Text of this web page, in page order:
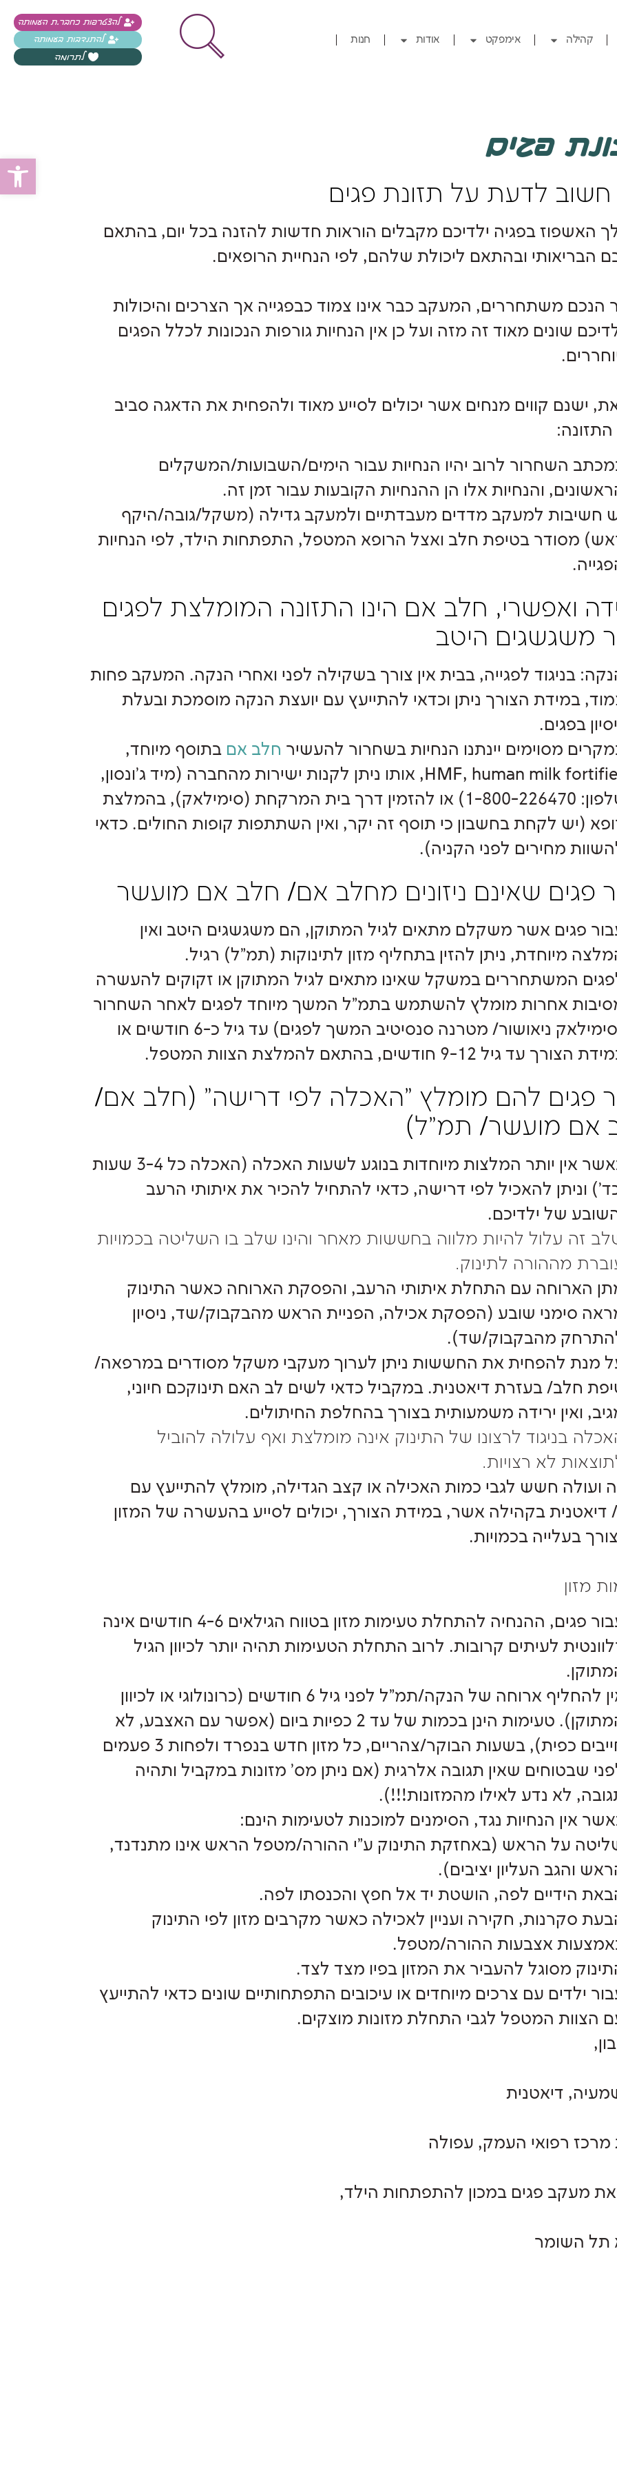
קהילה אימפקט אודות חנות
להצטרפות כחבר.ת העמותה
להתנדבות בעמותה
לתרומה
פגים
לדעת על תזונת פגים
האשפוז בפגיה ילדיכם מקבלים הוראות חדשות להזנה בכל יום, בהתאם
הבריאותי ובהתאם ליכולת שלהם, לפי הנחיית הרופאים.
הנכם משתחררים, המעקב כבר אינו צמוד כבפגייה אך הצרכים והיכולות
שונים מאוד זה מזה ועל כן אין הנחיות גורפות הנכונות לכלל הפגים
ישנם קווים מנחים אשר יכולים לסייע מאוד ולהפחית את הדאגה סביב
התזונה:
השחרור לרוב יהיו הנחיות עבור הימים/השבועות/המשקלים
והנחיות אלו הן ההנחיות הקובעות עבור זמן זה.
חשיבות למעקב מדדים מעבדתיים ולמעקב גדילה (משקל/גובה/היקף
מסודר בטיפת חלב ואצל הרופא המטפל, התפתחות הילד, לפי הנחיות
ואפשרי, חלב אם הינו התזונה המומלצת לפגים
משגשגים היטב
בניגוד לפגייה, בבית אין צורך בשקילה לפני ואחרי הנקה. המעקב פחות
במידת הצורך ניתן וכדאי להתייעץ עם יועצת הנקה מוסמכת ובעלת
בפגים.
מסוימים יינתנו הנחיות בשחרור להעשיר חלב אם בתוסף מיוחד,
HMF, human milk fortifier, אותו ניתן לקנות ישירות מהחברה (מיד ג'ונסון,
טלפון: 1-800-226470) או להזמין דרך בית המרקחת (סימילאק), בהמלצת
(יש לקחת בחשבון כי תוסף זה יקר, ואין השתתפות קופות החולים. כדאי
מחירים לפני הקניה).
פגים שאינם ניזונים מחלב אם/ חלב אם מועשר
פגים אשר משקלם מתאים לגיל המתוקן, הם משגשגים היטב ואין
מיוחדת, ניתן להזין בתחליף מזון לתינוקות (תמ"ל) רגיל.
המשתחררים במשקל שאינו מתאים לגיל המתוקן או זקוקים להעשרה
אחרות מומלץ להשתמש בתמ"ל המשך מיוחד לפגים לאחר השחרור
(סימילאק ניאושור/ מטרנה סנסיטיב המשך לפגים) עד גיל כ-6 חודשים או
הצורך עד גיל 9-12 חודשים, בהתאם להמלצת הצוות המטפל.
פגים להם מומלץ "האכלה לפי דרישה" (חלב אם/
אם מועשר/ תמ"ל)
כאשר אין יותר המלצות מיוחדות בנוגע לשעות האכלה (האכלה כל 3-4 שעות
וניתן להאכיל לפי דרישה, כדאי להתחיל להכיר את איתותי הרעב
של ילדיכם.
זה עלול להיות מלווה בחששות מאחר והינו שלב בו השליטה בכמויות
מההורה לתינוק.
הארוחה עם התחלת איתותי הרעב, והפסקת הארוחה כאשר התינוק
סימני שובע (הפסקת אכילה, הפניית הראש מהבקבוק/שד, ניסיון
מהבקבוק/שד).
מנת להפחית את החששות ניתן לערוך מעקבי משקל מסודרים במרפאה/
חלב/ בעזרת דיאטנית. במקביל כדאי לשים לב האם תינוקכם חיוני,
ואין ירידה משמעותית בצורך בהחלפת החיתולים.
בניגוד לרצונו של התינוק אינה מומלצת ואף עלולה להוביל
לא רצויות.
ועולה חשש לגבי כמות האכילה או קצב הגדילה, מומלץ להתייעץ עם
דיאטנית בקהילה אשר, במידת הצורך, יכולים לסייע בהעשרה של המזון
בעלייה בכמויות.
מזון
עבור פגים, ההנחיה להתחלת טעימות מזון בטווח הגילאים 4-6 חודשים אינה
לעיתים קרובות. לרוב התחלת הטעימות תהיה יותר לכיוון הגיל
אין להחליף ארוחה של הנקה/תמ"ל לפני גיל 6 חודשים (כרונולוגי או לכיוון
המתוקן). טעימות הינן בכמות של עד 2 כפיות ביום (אפשר עם האצבע, לא
חייבים כפית), בשעות הבוקר/צהריים, כל מזון חדש בנפרד ולפחות 3 פעמים
שבטוחים שאין תגובה אלרגית (אם ניתן מס' מזונות במקביל ותהיה
לא נדע לאילו מהמזונות!!!).
אין הנחיות נגד, הסימנים למוכנות לטעימות הינם:
על הראש (באחזקת התינוק ע"י ההורה/מטפל הראש אינו מתנדנד,
והגב העליון יציבים).
הידיים לפה, הושטת יד אל חפץ והכנסתו לפה.
סקרנות, חקירה ועניין לאכילה כאשר מקרבים מזון לפי התינוק
אצבעות ההורה/מטפל.
מסוגל להעביר את המזון בפיו מצד לצד.
ילדים עם צרכים מיוחדים או עיכובים התפתחותיים שונים כדאי להתייעץ
הצוות המטפל לגבי התחלת מזונות מוצקים.
דיאטנית
מרכז רפואי העמק, עפולה
מעקב פגים במכון להתפתחות הילד,
תל השומר